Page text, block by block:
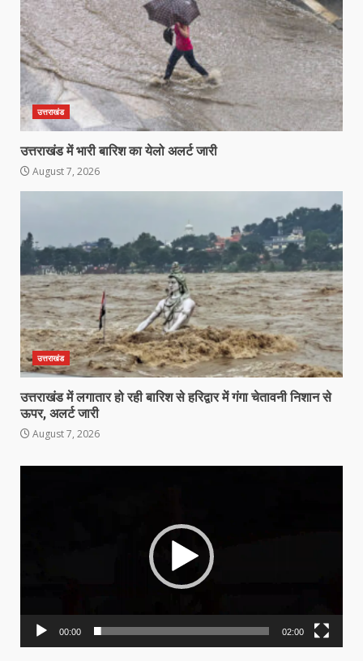
उत्तराखंड
उत्तराखंड में भारी बारिश का येलो अलर्ट जारी
August 7, 2026
उत्तराखंड
उत्तराखंड में लगातार हो रही बारिश से हरिद्वार में गंगा चेतावनी निशान से
ऊपर, अलर्ट जारी
August 7, 2026
00:00 02:00